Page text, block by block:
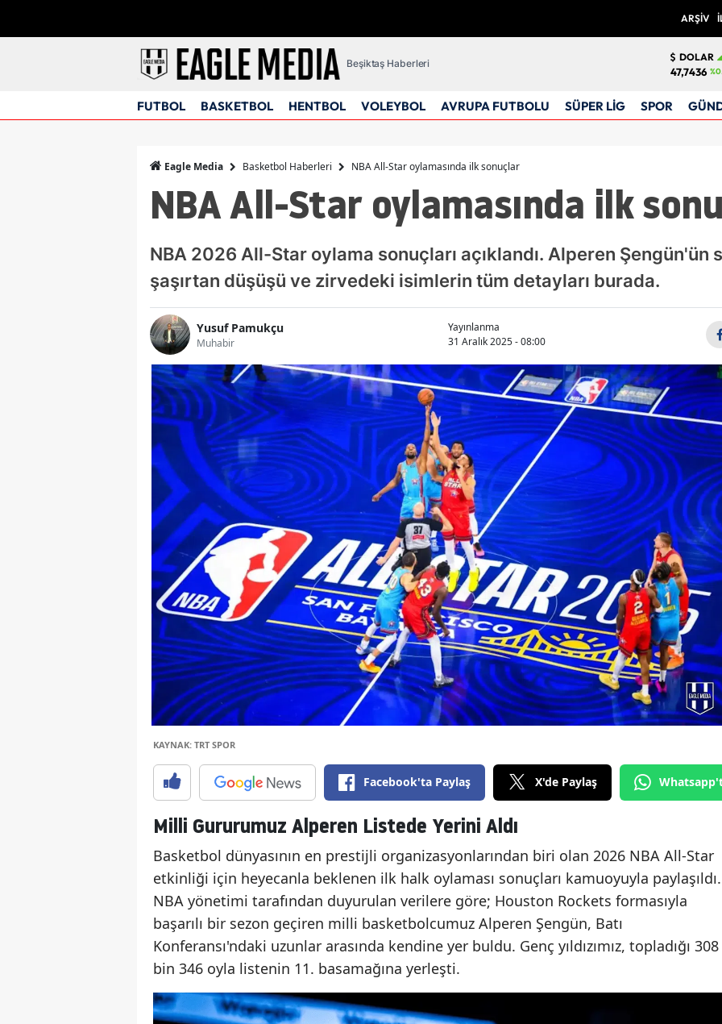
ARŞİV
Beşiktaş Haberleri
DOLAR
47,7436
FUTBOL BASKETBOL HENTBOL VOLEYBOL AVRUPA FUTBOLU SÜPER LİG SPOR
Eagle Media Basketbol Haberleri NBA All-Star oylamasında ilk sonuçlar
NBA All-Star oylamasında ilk
NBA 2026 All-Star oylama sonuçları açıklandı. Alperen Şengün'ün
şaşırtan düşüşü ve zirvedeki isimlerin tüm detayları burada.
Yusuf Pamukçu
Muhabir
Yayınlanma
31 Aralık 2025 - 08:00
KAYNAK: TRT SPOR
Facebook'ta Paylaş X'de Paylaş
Milli Gururumuz Alperen Listede Yerini Aldı
Basketbol dünyasının en prestijli organizasyonlarından biri olan 2026 NBA All-Star
etkinliği için heyecanla beklenen ilk halk oylaması sonuçları kamuoyuyla paylaşıldı.
NBA yönetimi tarafından duyurulan verilere göre; Houston Rockets formasıyla
başarılı bir sezon geçiren milli basketbolcumuz Alperen Şengün, Batı
Konferansı'ndaki uzunlar arasında kendine yer buldu. Genç yıldızımız, topladığı 308
bin 346 oyla listenin 11. basamağına yerleşti.